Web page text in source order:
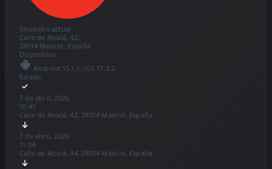
Situación actual
Calle de Alcalá, 42,
28014 Madrid, España
Dispositivo
Android 15.1.1, iOS 17.3.2.
Estado
7 de abril, 2026
10:45
Calle de Alcalá, 42, 28014 Madrid, España
7 de abril, 2026
11:24
Calle de Alcalá, 44, 28014 Madrid, España